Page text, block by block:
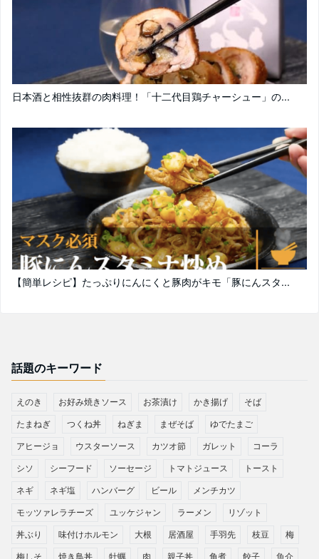
日本酒と相性抜群の肉料理！「十二代目鶏チャーシュー」の...
【簡単レシピ】たっぷりにんにくと豚肉がキモ「豚にんスタ...
話題のキーワード
えのき お好み焼きソース お茶漬け かき揚げ そば
たまねぎ つくね丼 ねぎま まぜそば ゆでたまご
アヒージョ ウスターソース カツオ節 ガレット コーラ
シソ シーフード ソーセージ トマトジュース トースト
ネギ ネギ塩 ハンバーグ ビール メンチカツ
モッツァレラチーズ ユッケジャン ラーメン リゾット
丼ぶり 味付けホルモン 大根 居酒屋 手羽先 枝豆 梅
梅しそ 焼き鳥丼 牡蠣 肉 親子丼 角煮 餃子 魚介